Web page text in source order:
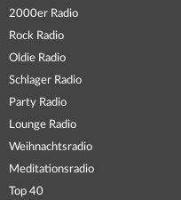
2000er Radio
Rock Radio
Oldie Radio
Schlager Radio
Party Radio
Lounge Radio
Weihnachtsradio
Meditationsradio
Top 40